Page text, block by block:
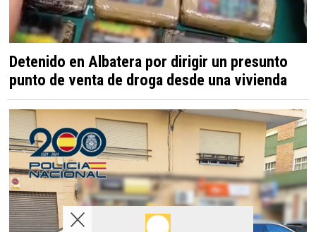
Detenido en Albatera por dirigir un presunto
punto de venta de droga desde una vivienda